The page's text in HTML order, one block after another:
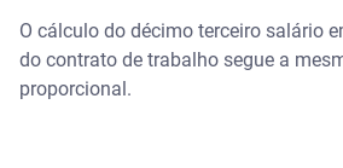
O cálculo do décimo terceiro salário
do contrato de trabalho segue a
proporcional.